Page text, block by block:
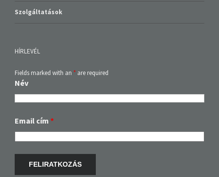
Szolgáltatások
HÍRLEVÉL
Fields marked with an * are required
Név
Email cím *